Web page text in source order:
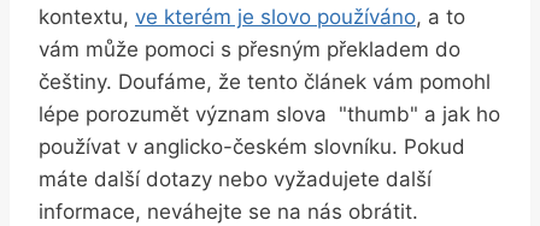
kontextu, ve kterém je slovo používáno, a to
vám může pomoci s přesným překladem do
češtiny. Doufáme, že tento ⁣článek vám pomohl
lépe⁤ porozumět význam slova ‌ "thumb" a jak ho
používat v anglicko-českém slovníku. Pokud
⁣máte další dotazy nebo vyžadujete další
‍informace, neváhejte se na nás obrátit.